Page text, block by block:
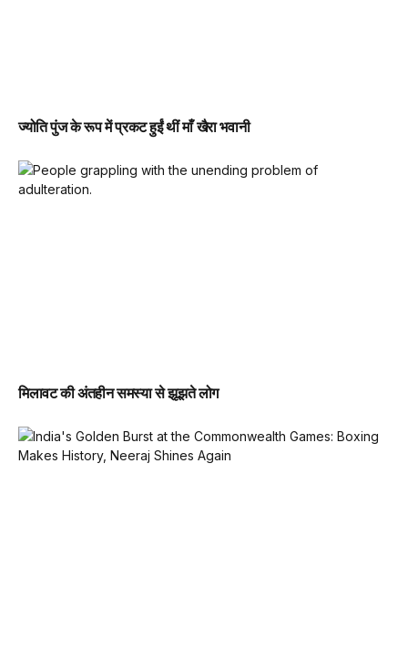
ज्योति पुंज के रूप में प्रकट हुईं थीं माँ खैरा भवानी
मिलावट की अंतहीन समस्या से झूझते लोग